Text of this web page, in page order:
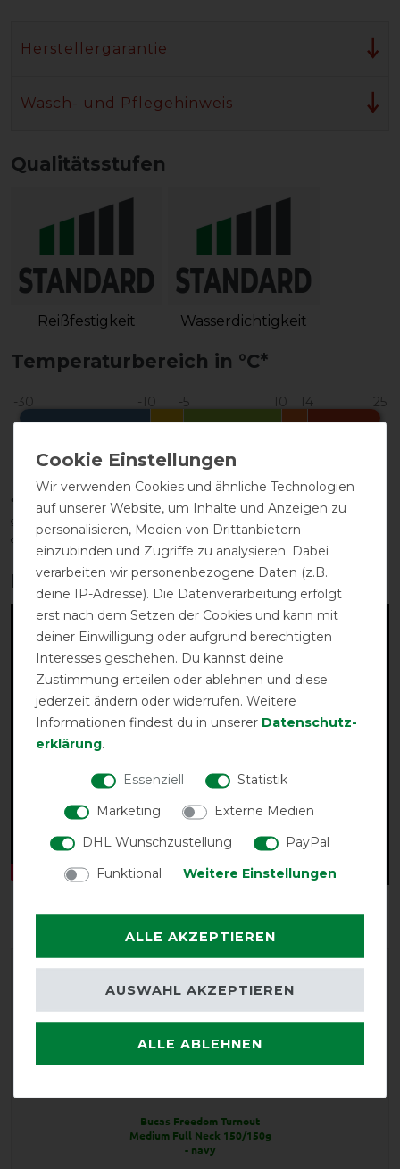
Herstellergarantie
Wasch- und Pflegehinweis
Qualitätsstufen
Reißfestigkeit Wasserdichtigkeit
Temperaturbereich in °C*
Komfortbereich
*Der tatsächliche Temperaturbereich hängt von vielen Faktoren ab, u. a. -
geschoren/ungeschoren - Sonnenschein - Feuchtigkeit - Wind - Aktivität
des Pferdes
Produktvideo:
Bucas Freedom Turnout
Medium Full Neck 150/150g
- navy
Wir verwenden Cookies und ähnliche Technologien
auf unserer Website, um Inhalte und Anzeigen zu
personalisieren, Medien von Drittanbietern
einzubinden und Zugriffe zu analysieren. Dabei
verarbeiten wir personenbezogene Daten (z.B.
deine IP-Adresse). Die Datenverarbeitung erfolgt
erst nach dem Setzen der Cookies und kann mit
deiner Einwilligung oder aufgrund berechtigten
Interesses geschehen. Du kannst deine
Zustimmung erteilen oder ablehnen und diese
jederzeit ändern oder widerrufen. Weitere
Informationen findest du in unserer Daten­schutz­
erklärung.
Essenziell
Statistik
Marketing
Externe Medien
DHL Wunschzustellung
PayPal
Funktional
Weitere Einstellungen
ALLE AKZEPTIEREN
ALLE ABLEHNEN
AUSWAHL AKZEPTIEREN